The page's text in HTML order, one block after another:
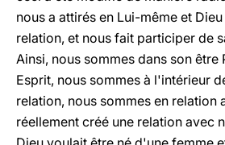
nous a attirés en Lui-même et
relation, et nous fait participer de
Ainsi, nous sommes dans son être
Esprit, nous sommes à l'intérieur
relation, nous sommes en relation
réellement créé une relation avec